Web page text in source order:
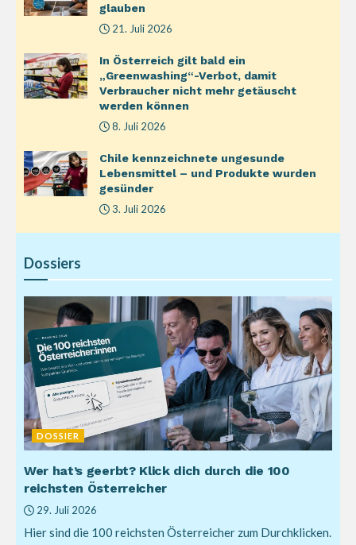
glauben
21. Juli 2026
In Österreich gilt bald ein
„Greenwashing“-Verbot, damit
Verbraucher nicht mehr getäuscht
werden können
8. Juli 2026
Chile kennzeichnete ungesunde
Lebensmittel – und Produkte wurden
gesünder
3. Juli 2026
Dossiers
DOSSIER
Wer hat’s geerbt? Klick dich durch die 100
reichsten Österreicher
29. Juli 2026
Hier sind die 100 reichsten Österreicher zum Durchklicken.